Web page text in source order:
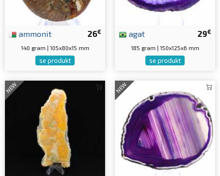
26€
ammonit
140 gram | 105x80x15 mm
se produkt
29€
agat
185 gram | 150x125x6 mm
se produkt
NEW NEW